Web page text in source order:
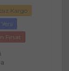
Kargo
Yeni
Fırsat